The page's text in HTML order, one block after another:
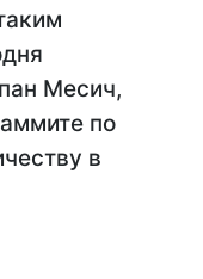
Месич,
по
в